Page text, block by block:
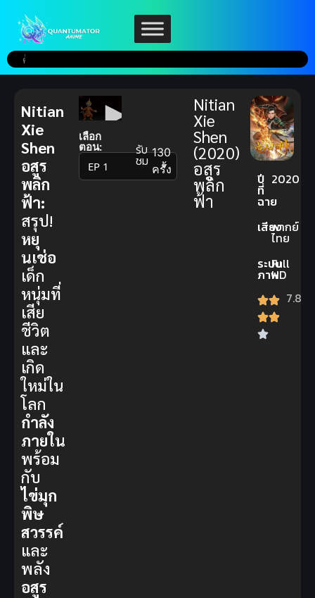
เลือก
ตอน:
▼
รับ
ชม 130
ครั้ง
Nitian
Xie
Shen
(2020)
อสูร
พลิก
ฟ้า
ปี
ที่
ฉาย
2020
เสียงพากย์
ไทย
ระบบ
ภาพ
Full
HD
7.8
Nitian
Xie
Shen
อสูร
พลิก
ฟ้า:
สรุป!
หยุ
นเช่อ
เด็ก
หนุ่มที่
เสีย
ชีวิต
และ
เกิด
ใหม่ใน
โลก
กำลัง
ภายใน
พร้อม
กับ
ไข่มุก
พิษ
สวรรค์
และ
พลัง
อสูร